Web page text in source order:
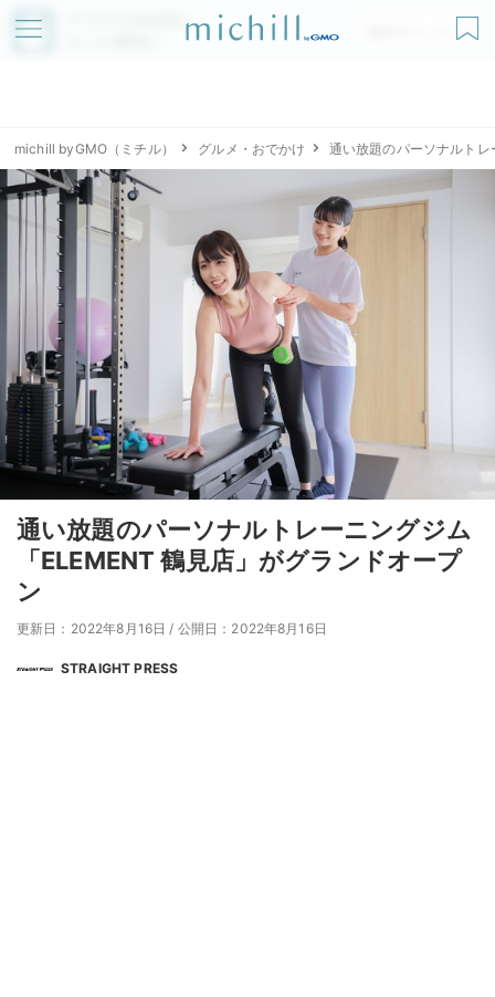
アプリでmichillが
無料ダウンロード
michill byGMO（ミチル） グルメ・おでかけ 通い放題のパーソナルト
通い放題のパーソナルトレーニングジム
「ELEMENT 鶴見店」がグランドオープ
ン
更新日：2022年8月16日 / 公開日：2022年8月16日
STRAIGHT PRESS